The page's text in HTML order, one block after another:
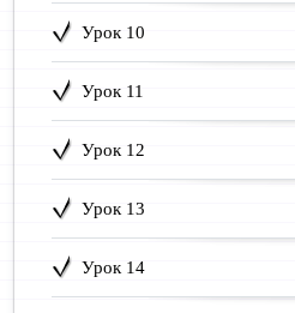
Урок 10
Урок 11
Урок 12
Урок 13
Урок 14